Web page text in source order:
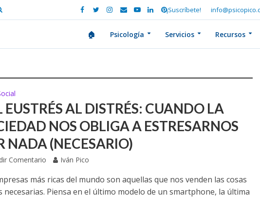
¡Suscríbete!
🏠 Psicología Servicios Recursos
EUSTRÉS AL DISTRÉS: CUANDO LA
NOS OBLIGA A ESTRESARNOS
NADA (NECESARIO)
Comentario Iván Pico
más ricas del mundo son aquellas que nos venden las cosas
necesarias. Piensa en el último modelo de un smartphone, la última